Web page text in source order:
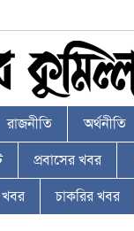
রাজনীতি অর্থনীতি
প্রবাসের খবর
চাকরির খবর